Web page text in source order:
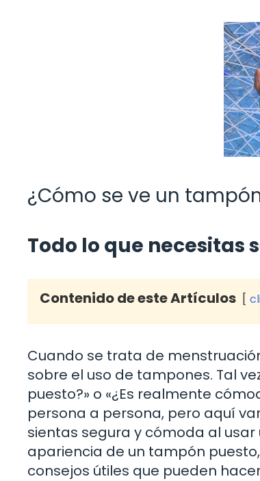
¿Cómo se ve un
Todo lo que necesitas
Contenido de este Artículos
Cuando se trata de
sobre el uso de tampones. Tal
puesto?» o «¿Es realmente
persona a persona, pero aquí
sientas segura y cómoda al
apariencia de un tampón
consejos útiles que pueden